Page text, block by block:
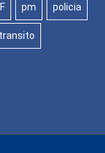
pm policia
transito